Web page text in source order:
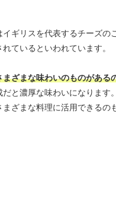
ギリスを代表するチーズ
ているといわれています。
ざまな味わいのものがある
と濃厚な味わいになりま
ざまな料理に活用できるの